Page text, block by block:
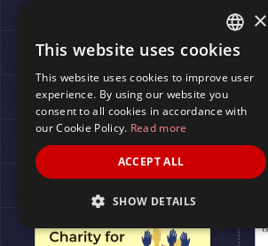
personalisierte Upsell-Nachricht über
PMS aus. Google Analytics verfolgt,
Menüelemente das meiste
Das Team verwendet diese Daten,
Menülayout für höhere Conversions
ENGLISH
SPANISH
×
This website uses cookies
This website uses cookies to improve user
experience. By using our website you
consent to all cookies in accordance with
our Cookie Policy. Read more
ACCEPT ALL
SHOW DETAILS